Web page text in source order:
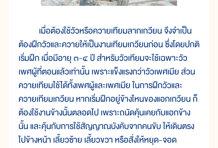
เมื่อต้องใช้วัวหรือควายเทียมลากเกวียน จึงจำเป็น
ต้องฝึกวัวและควายให้เป็นงานเทียมเกวียนก่อน ซึ่งโดยปกติ
เริ่มฝึก เมื่อมีอายุ ๓-๔ ปี สำหรับวัวเทียมจะใช้เฉพาะวัว
เพศผู้ที่ตอนแล้วเท่านั้น เพราะแข็งแรงกว่าวัวเพศเมีย ส่วน
ควายเทียมใช้ได้ทั้งเพศผู้และเพศเมีย ในการฝึกวัวและ
ควายเทียมเกวียน หากเริ่มฝึกอยู่ข้างไหนของแอกเกวียน ก็
ต้องใช้งานข้างนั้นตลอดไป เพราะถนัดคุ้นเคยกับแอกข้าง
นั้น และคุ้นกับการใช้สัญญาณบังคับจากคนขับ ให้เดินตรง
ไปข้างหน้า เลี้ยวซ้าย เลี้ยวขวา หรือสั่งให้หยุด-จอด